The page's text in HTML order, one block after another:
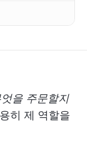
엇을 주문할지
히 제 역할을